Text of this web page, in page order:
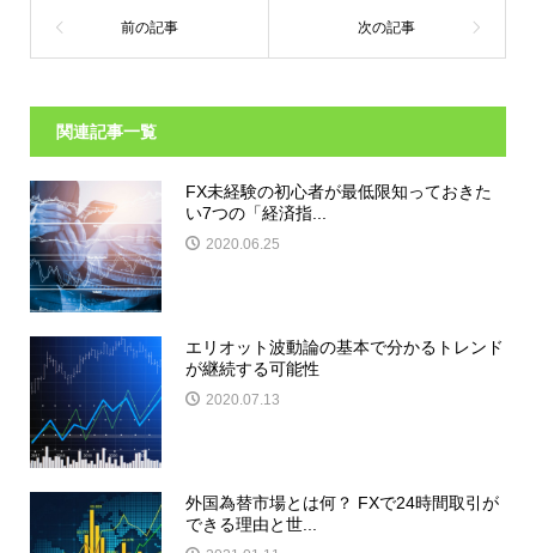
関連記事一覧
FX未経験の初心者が最低限知っておきた
い7つの「経済指...
2020.06.25
エリオット波動論の基本で分かるトレンド
が継続する可能性
2020.07.13
外国為替市場とは何？ FXで24時間取引が
できる理由と世...